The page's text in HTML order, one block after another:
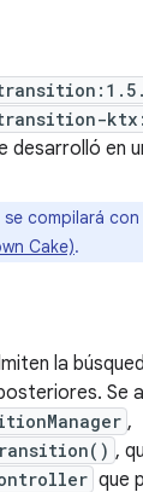
desarrolló en
compilará con
Cake).
la
Se
,
,
que